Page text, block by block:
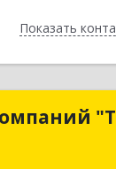
ПоказатьНазад